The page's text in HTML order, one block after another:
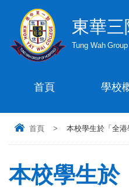
東華
Tung Wah
首頁 學校
首頁 > 本校學生於「全
本校學生於